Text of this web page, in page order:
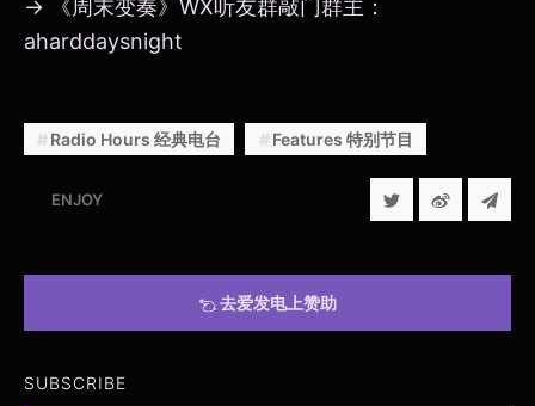
→ 《周末变奏》WX听友群敲门群主：
aharddaysnight
Radio Hours 经典电台 Features 特别节目
ENJOY
去爱发电上赞助
SUBSCRIBE